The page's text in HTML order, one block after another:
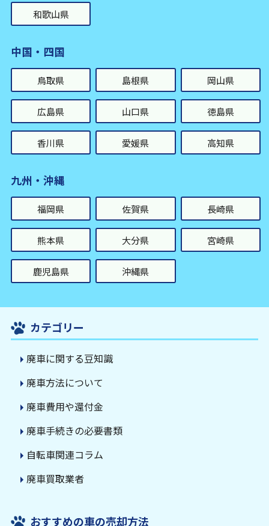
和歌山県
中国・四国
鳥取県 島根県 岡山県
広島県 山口県 徳島県
香川県 愛媛県 高知県
九州・沖縄
福岡県 佐賀県 長崎県
熊本県 大分県 宮崎県
鹿児島県 沖縄県
カテゴリー
廃車に関する豆知識
廃車方法について
廃車費用や還付金
廃車手続きの必要書類
自転車関連コラム
廃車買取業者
おすすめの車の売却方法